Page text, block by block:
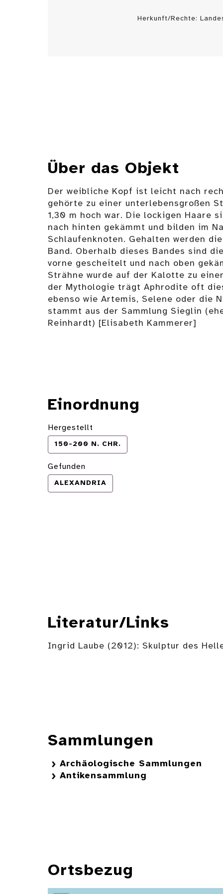
Herkunft/Rechte:
Über das Objekt
Der weibliche Kopf ist leicht nach
gehörte zu einer unterlebensgroßen
1,30 m hoch war. Die lockigen Haare
nach hinten gekämmt und bilden im
Schlaufenknoten. Gehalten werden
Band. Oberhalb dieses Bandes sind
vorne gescheitelt und nach oben
Strähne wurde auf der Kalotte zu
der Mythologie trägt Aphrodite oft
ebenso wie Artemis, Selene oder die
stammt aus der Sammlung Sieglin
Reinhardt) [Elisabeth Kammerer]
Einordnung
Hergestellt
150-200 N. CHR.
Gefunden
ALEXANDRIA
Literatur/Links
Ingrid Laube (2012): Skulptur des
Sammlungen
Archäologische Sammlungen
Antikensammlung
Ortsbezug